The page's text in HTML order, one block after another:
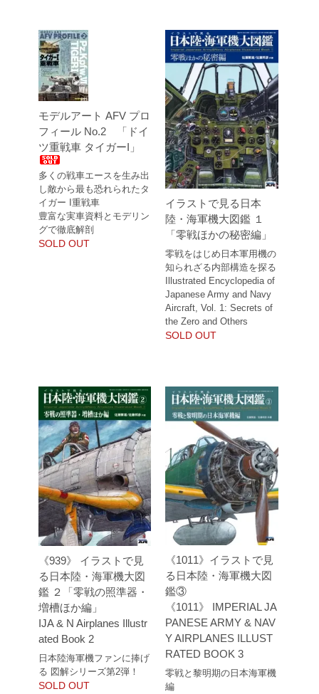
モデルアート AFV プロ
フィール No.2 「ドイ
ツ重戦車 タイガーI」
多くの戦車エースを生み出
し敵から最も恐れられたタ
イガー I重戦車
豊富な実車資料とモデリン
グで徹底解剖
SOLD OUT
イラストで見る日本
陸・海軍機大図鑑 １
「零戦ほかの秘密編」
零戦をはじめ日本軍用機の
知られざる内部構造を探る
Illustrated Encyclopedia of
Japanese Army and Navy
Aircraft, Vol. 1: Secrets of
the Zero and Others
SOLD OUT
《939》 イラストで見
る日本陸・海軍機大図
鑑 ２「零戦の照準器・
増槽ほか編」
IJA & N Airplanes Illustr
ated Book 2
日本陸海軍機ファンに捧げ
る 図解シリーズ第2弾！
SOLD OUT
《1011》イラストで見
る日本陸・海軍機大図
鑑③
《1011》 IMPERIAL JA
PANESE ARMY & NAV
Y AIRPLANES ILLUST
RATED BOOK 3
零戦と黎明期の日本海軍機
編